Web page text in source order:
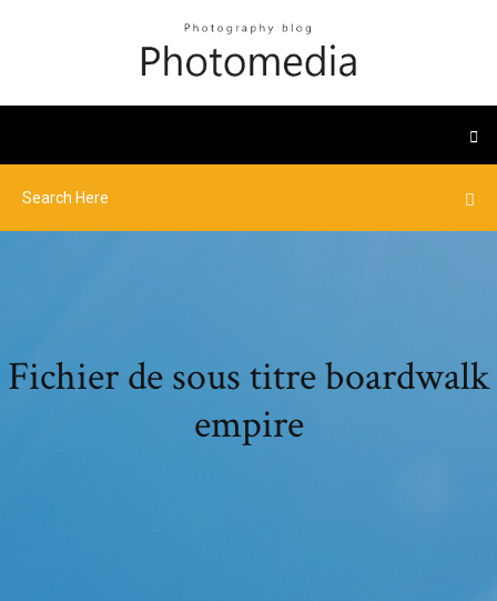
Fichier de sous titre boardwalk
empire